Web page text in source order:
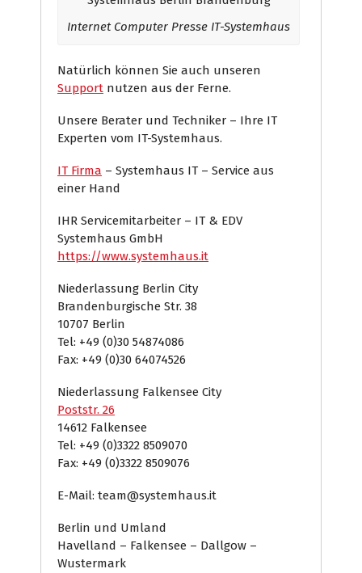
Internet Computer Presse IT-Systemhaus
Natürlich können Sie auch unseren
Support nutzen aus der Ferne.
Unsere Berater und Techniker – Ihre IT
Experten vom IT-Systemhaus.
IT Firma – Systemhaus IT – Service aus
einer Hand
IHR Servicemitarbeiter – IT & EDV
Systemhaus GmbH
https://www.systemhaus.it
Niederlassung Berlin City
Brandenburgische Str. 38
10707 Berlin
Tel: +49 (0)30 54874086
Fax: +49 (0)30 64074526
Niederlassung Falkensee City
Poststr. 26
14612 Falkensee
Tel: +49 (0)3322 8509070
Fax: +49 (0)3322 8509076
E-Mail: team@systemhaus.it
Berlin und Umland
Havelland – Falkensee – Dallgow –
Wustermark